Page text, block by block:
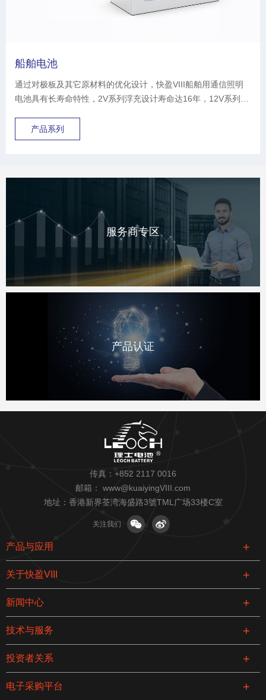
船舶电池
通过对极板及其它原材料的优化设计，快盈VIII船舶用通信照明
电池具有长寿命特性，2V系列浮充设计寿命达16年，12V系列浮
产品系列
服务商专区
产品认证
传真：+852 2117 0016
邮箱： www@kuaiyingVIII.com
地址：香港新界荃湾海盛路3號TML广场33楼C室
关注我们
产品与应用
关于快盈VIII
新闻中心
技术与服务
投资者关系
电子采购平台